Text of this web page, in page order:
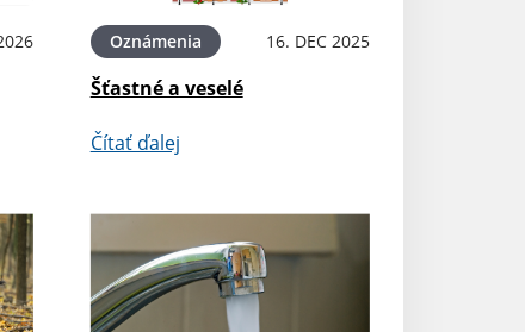
Oznámenia 16. DEC 2025
Šťastné a veselé
Čítať ďalej